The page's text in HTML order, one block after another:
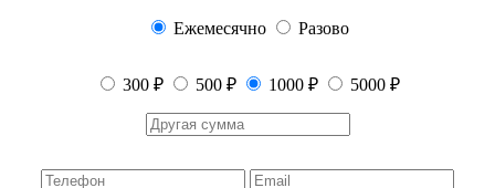
Ежемесячно Разово
300 ₽ 500 ₽ 1000 ₽ 5000 ₽